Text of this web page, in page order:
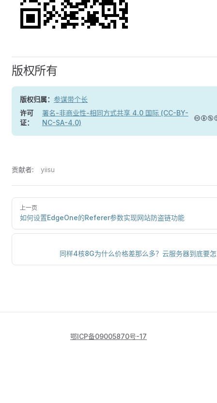
版权所有
版权归属： 参谋带个长
许可
证：
署名-非商业性-相同方式共享 4.0 国际 (CC-BY-
NC-SA-4.0)
贡献者: yiisu
上一页
如何设置EdgeOne的Referer参数实现网站防盗链功能
同样4核8G为什么价格差那么多？云服务器到底要
鄂ICP备09005870号-17